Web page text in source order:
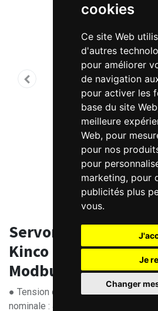
cookies
Ce site Web
d'autres
pour améliorer
de navigation
pour activer les
base du site Web
meilleure
Web, pour
pour nos
pour
marketing, pour
publicités plus
vous.
Je
Changer
Servomoteur
Kinco avec frein -
Modbus et EtherCAT
● Tension d'alimentation principale :
nominale : 48 V DC